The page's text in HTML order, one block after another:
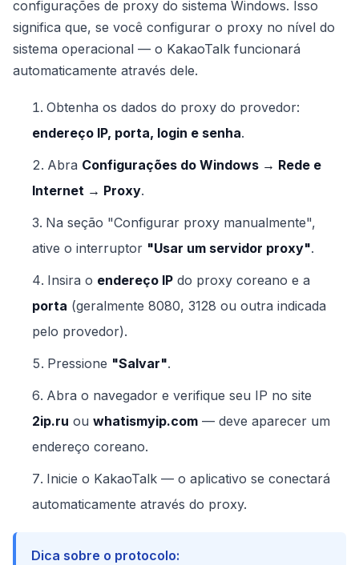
configurações de proxy do sistema Windows. Isso
significa que, se você configurar o proxy no nível do
sistema operacional — o KakaoTalk funcionará
automaticamente através dele.
Obtenha os dados do proxy do provedor:
endereço IP, porta, login e senha.
Abra Configurações do Windows → Rede e
Internet → Proxy.
Na seção "Configurar proxy manualmente",
ative o interruptor "Usar um servidor proxy".
Insira o endereço IP do proxy coreano e a
porta (geralmente 8080, 3128 ou outra indicada
pelo provedor).
Pressione "Salvar".
Abra o navegador e verifique seu IP no site
2ip.ru ou whatismyip.com — deve aparecer um
endereço coreano.
Inicie o KakaoTalk — o aplicativo se conectará
automaticamente através do proxy.
Dica sobre o protocolo: